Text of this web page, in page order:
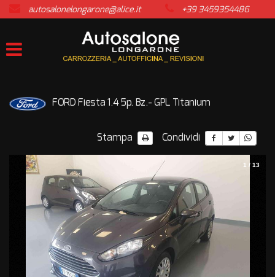
HOME
LISTA VEICOLI
CONTATTI
AREA COMMERCIANTI
autosalonelongarone@alice.it +39 3459354486
FORD Fiesta 1.4 5p. Bz.- GPL Titanium
Stampa Condividi
1 / 13